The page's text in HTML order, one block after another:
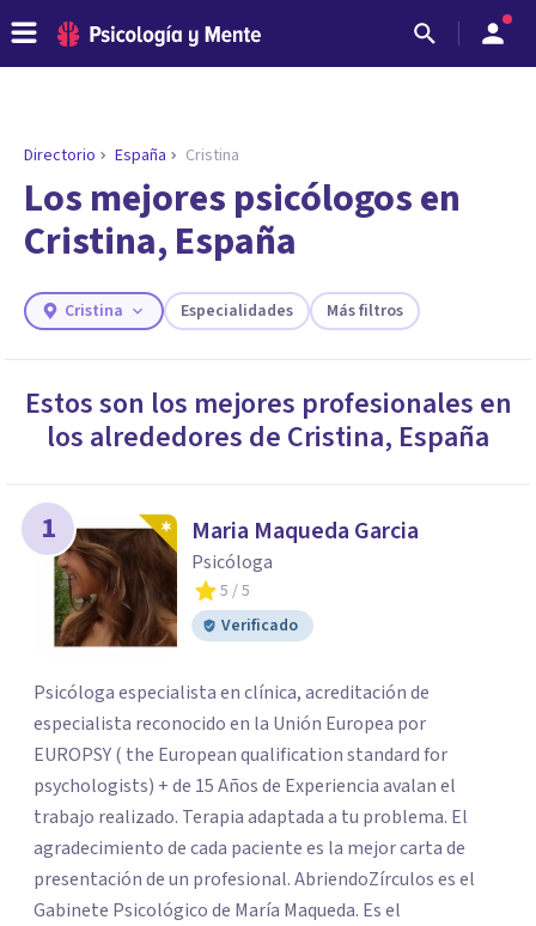
ENCONTRAR MI TERAPEUTA
¿Necesitas ayuda para encontrar el
Responde a unas breves preguntas y te ofreceremos
los profesionales que más se ajustan a tus
necesidades.
Responder cuestionario
Directorio España Cristina
Los mejores psicólogos en
Cristina, España
Cristina Especialidades Más filtros
Estos son los mejores profesionales en
los alrededores de Cristina, España
1 Maria Maqueda Garcia
Psicóloga
5 / 5
Verificado
Psicóloga especialista en clínica, acreditación de
especialista reconocido en la Unión Europea por
EUROPSY ( the European qualification standard for
psychologists) + de 15 Años de Experiencia avalan el
trabajo realizado. Terapia adaptada a tu problema. El
agradecimiento de cada paciente es la mejor carta de
presentación de un profesional. AbriendoZírculos es el
Gabinete Psicológico de María Maqueda. Es el